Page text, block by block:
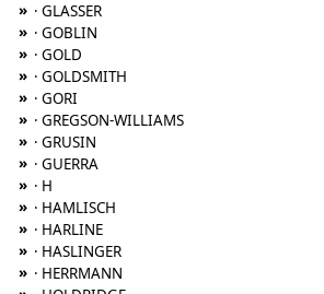
» · GLASSER
» · GOBLIN
» · GOLD
» · GOLDSMITH
» · GORI
» · GREGSON-WILLIAMS
» · GRUSIN
» · GUERRA
» · H
» · HAMLISCH
» · HARLINE
» · HASLINGER
» · HERRMANN